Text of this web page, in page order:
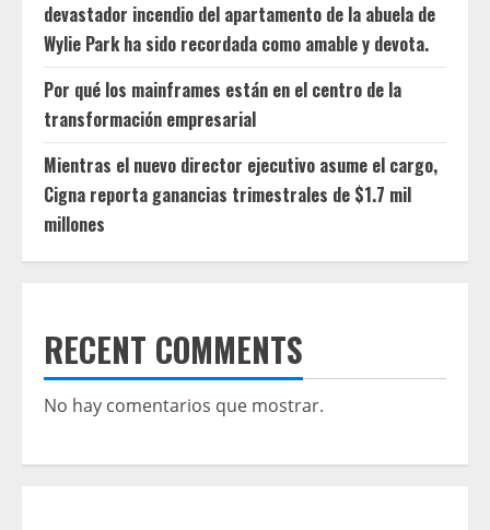
devastador incendio del apartamento de la abuela de
Wylie Park ha sido recordada como amable y devota.
Por qué los mainframes están en el centro de la
transformación empresarial
Mientras el nuevo director ejecutivo asume el cargo,
Cigna reporta ganancias trimestrales de $1.7 mil
millones
RECENT COMMENTS
No hay comentarios que mostrar.